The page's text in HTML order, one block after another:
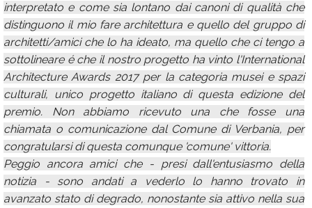
interpretato e come sia lontano dai canoni di qualità che
distinguono il mio fare architettura e quello del gruppo di
architetti/amici che lo ha ideato, ma quello che ci tengo a
sottolineare é che il nostro progetto ha vinto l'International
Architecture Awards 2017 per la categoria musei e spazi
culturali, unico progetto italiano di questa edizione del
premio. Non abbiamo ricevuto una che fosse una
chiamata o comunicazione dal Comune di Verbania, per
congratularsi di questa comunque 'comune' vittoria.
Peggio ancora amici che - presi dall'entusiasmo della
notizia - sono andati a vederlo lo hanno trovato in
avanzato stato di degrado, nonostante sia attivo nella sua